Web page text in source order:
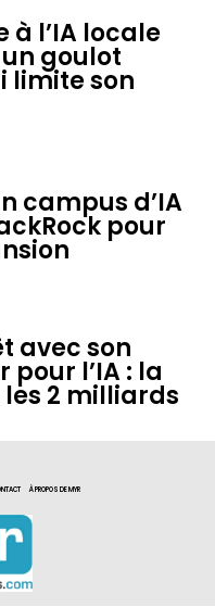
à l’IA locale
goulot
limite son
campus d’IA
pour
avec son
l’IA : la
2 milliards
À PROPOS DE MYR